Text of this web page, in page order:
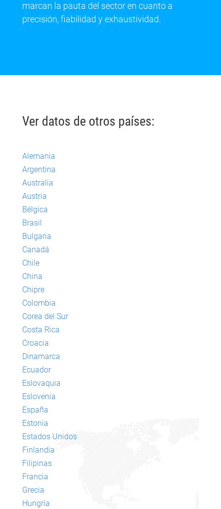
marcan la pauta del sector en cuanto a
precisión, fiabilidad y exhaustividad.
Ver datos de otros países:
Alemania
Argentina
Australia
Austria
Bélgica
Brasil
Bulgaria
Canadá
Chile
China
Chipre
Colombia
Corea del Sur
Costa Rica
Croacia
Dinamarca
Ecuador
Eslovaquia
Eslovenia
España
Estonia
Estados Unidos
Finlandia
Filipinas
Francia
Grecia
Hungría